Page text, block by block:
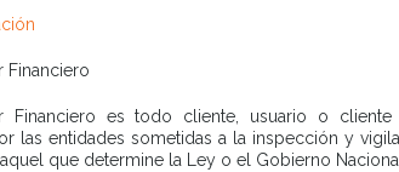
Financiero
Financiero es todo cliente, usuario o
las entidades sometidas a la inspección y
que determine la Ley o el Gobierno